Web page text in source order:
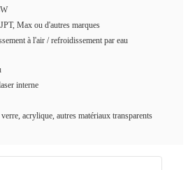
Max ou d'autres marques
à l'air / refroidissement par eau
interne
acrylique, autres matériaux transparents